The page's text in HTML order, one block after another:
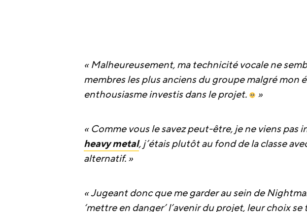
« Malheureusement, ma technicité vocale ne
membres les plus anciens du groupe malgré mon
enthousiasme investis dans le projet.
»
« Comme vous le savez peut-être, je ne viens pas
heavy metal, j’étais plutôt au fond de la classe
alternatif. »
« Jugeant donc que me garder au sein de
‘mettre en danger’ l’avenir du projet, leur choix